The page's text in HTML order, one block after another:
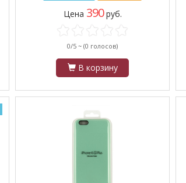
Цена 390руб.
0/5 ~ (0 голосов)
В корзину